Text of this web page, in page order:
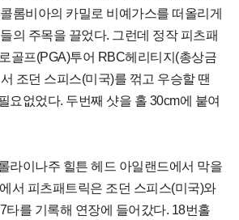
롬비아의 카밀로 비예가스를 떠올리게
의 주목을 끌었다. 그런데 정작 피츠패
골프(PGA)투어 RBC헤리티지(총상금
조던 스피스(미국)를 꺾고 우승할 땐
요없었다. 두번째 샷을 홀 30cm에 붙여
라이나주 힐튼 헤드 아일랜드에서 막을
서 피츠패트릭은 조던 스피스(미국)와
타를 기록해 연장에 들어갔다. 18번홀